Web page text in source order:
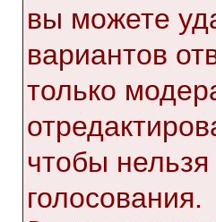
вы можете
вариантов
только
чтобы
голосования.